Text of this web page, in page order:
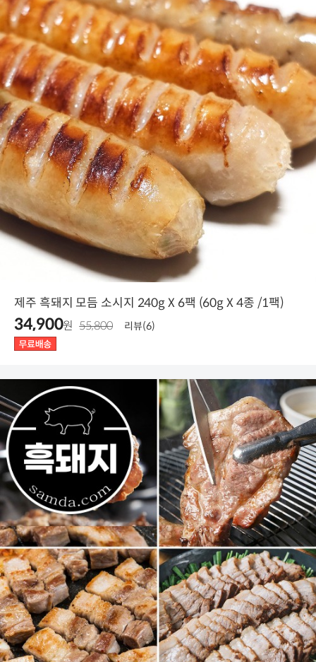
제주 흑돼지 모듬 소시지 240g X 6팩 (60g X 4종 /1팩)
34,900원 55,800 리뷰(6)